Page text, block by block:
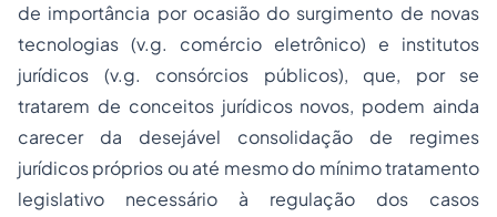
de importância por ocasião do surgimento de novas
tecnologias (v.g. comércio eletrônico) e institutos
jurídicos (v.g. consórcios públicos), que, por se
tratarem de conceitos jurídicos novos, podem ainda
carecer da desejável consolidação de regimes
jurídicos próprios ou até mesmo do mínimo tratamento
legislativo necessário à regulação dos casos